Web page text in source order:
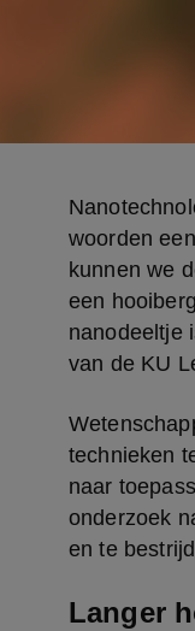
woorden
kunnen we
een
nanodeeltje
van de KU
technieken
naar
onderzoek
en te
Langer